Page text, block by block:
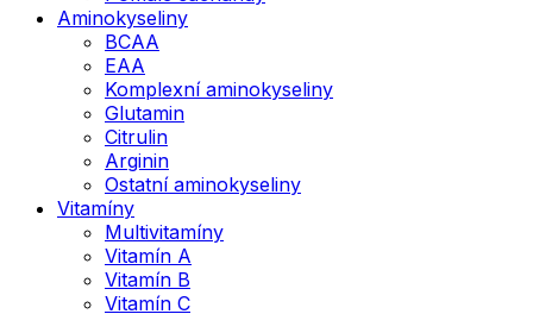
Aminokyseliny
BCAA
EAA
Komplexní aminokyseliny
Glutamin
Citrulin
Arginin
Ostatní aminokyseliny
Vitamíny
Multivitamíny
Vitamín A
Vitamín B
Vitamín C